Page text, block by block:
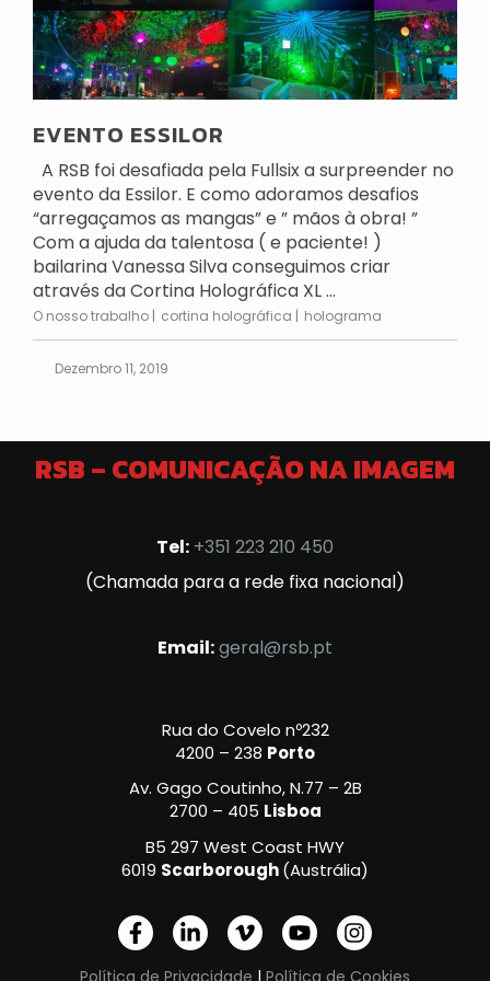
EVENTO ESSILOR
A RSB foi desafiada pela Fullsix a surpreender no
evento da Essilor. E como adoramos desafios
“arregaçamos as mangas” e ” mãos à obra! ”
Com a ajuda da talentosa ( e paciente! )
bailarina Vanessa Silva conseguimos criar
através da Cortina Holográfica XL ...
O nosso trabalho cortina holográfica holograma
Dezembro 11, 2019
RSB – COMUNICAÇÃO NA IMAGEM
Tel: +351 223 210 450
(Chamada para a rede fixa nacional)
Email:geral@rsb.pt
Rua do Covelo nº232
4200 – 238 Porto
Av. Gago Coutinho, N.77 – 2B
2700 – 405 Lisboa
B5 297 West Coast HWY
6019 Scarborough(Austrália)
F
a
c
L
i
n
V
i
m
Y
o
u
I
n
s
Política de Privacidade | Política de Cookies